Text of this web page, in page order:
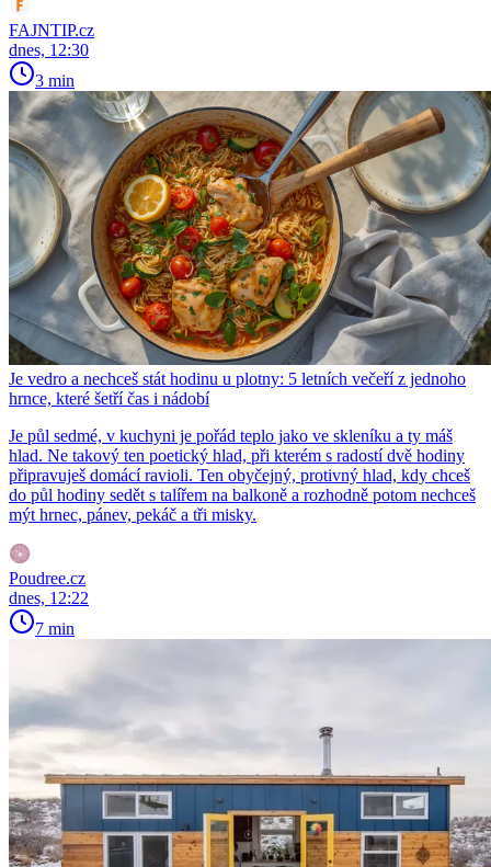
FAJNTIP.cz
dnes, 12:30
3 min
Je vedro a nechceš stát hodinu u plotny: 5 letních večeří z jednoho
hrnce, které šetří čas i nádobí
Je půl sedmé, v kuchyni je pořád teplo jako ve skleníku a ty máš
hlad. Ne takový ten poetický hlad, při kterém s radostí dvě hodiny
připravuješ domácí ravioli. Ten obyčejný, protivný hlad, kdy chceš
do půl hodiny sedět s talířem na balkoně a rozhodně potom nechceš
mýt hrnec, pánev, pekáč a tři misky.
Poudree.cz
dnes, 12:22
7 min